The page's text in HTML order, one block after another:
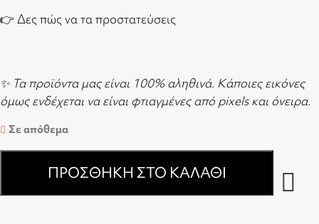
👉 Δες πώς να τα προστατεύσεις
✨ Τα προϊόντα μας είναι 100% αληθινά. Κάποιες εικόνες
όμως ενδέχεται να είναι φτιαγμένες από pixels και όνειρα.
Σε απόθεμα
ΠΡΟΣΘΉΚΗ ΣΤΟ ΚΑΛΆΘΙ